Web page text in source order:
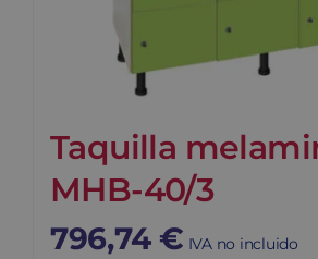
Taquilla
MHB-40/3
796,74 € IVA no incluido